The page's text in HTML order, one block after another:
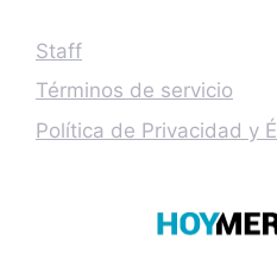
Staff
Términos de servicio
Política de Privacidad y